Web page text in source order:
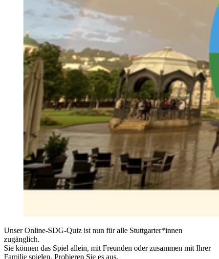
Unser Online-SDG-Quiz ist nun für alle Stuttgarter*innen
zugänglich.
Sie können das Spiel allein, mit Freunden oder zusammen mit Ihrer
Familie spielen. Probieren Sie es aus.